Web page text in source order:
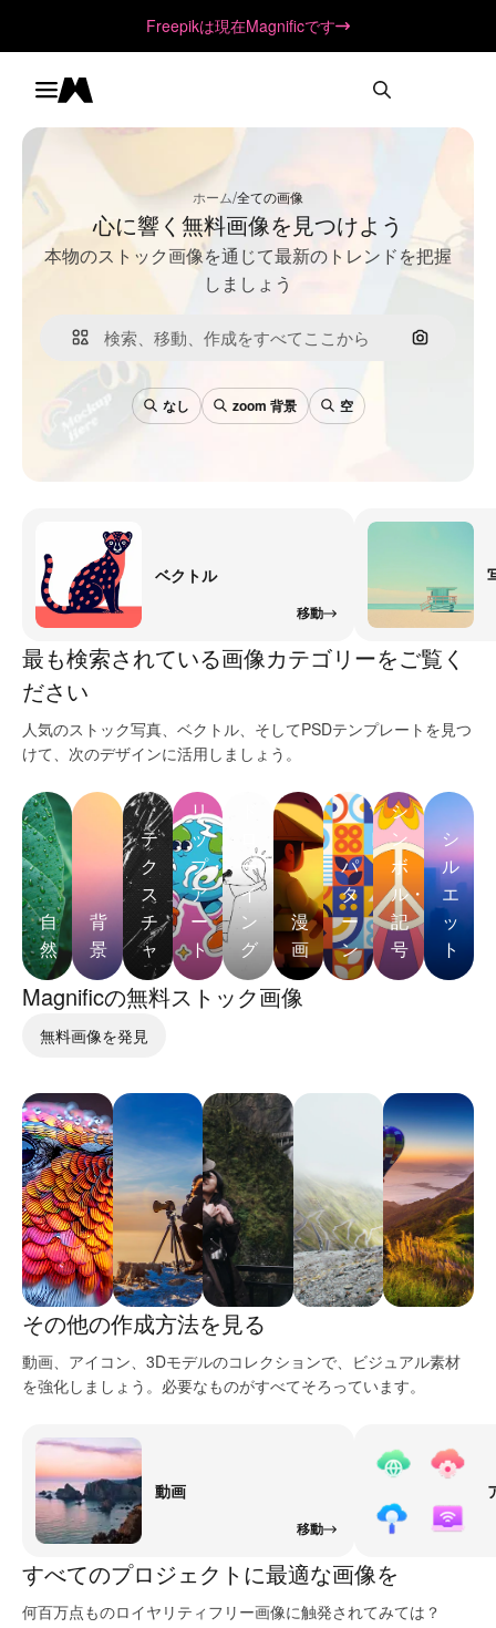
Freepikは現在Magnificです
Toggle menu
Magnific
ホーム/全ての画像
心に響く無料画像を見つけよう
本物のストック画像を通じて最新のトレンドを把握
しましょう
画像で検
なし zoom 背景 空
ベクトル
移動
最も検索されている画像カテゴリーをご覧く
ださい
人気のストック写真、ベクトル、そしてPSDテンプレートを見つ
けて、次のデザインに活用しましょう。
自
然
背
景
テ
ク
ス
チ
ャ
リ
ッ
プ・
ア
ー
ト
ー
イ
ン
グ
漫
画
パ
タ
ー
ン
シ
ン
ボ
ル・
記
号
シ
ル
エ
ッ
ト
Magnificの無料ストック画像
無料画像を発見
その他の作成方法を見る
動画、アイコン、3Dモデルのコレクションで、ビジュアル素材
を強化しましょう。必要なものがすべてそろっています。
動画
移動
すべてのプロジェクトに最適な画像を
何百万点ものロイヤリティフリー画像に触発されてみては？
2025
年
ヨ
ー